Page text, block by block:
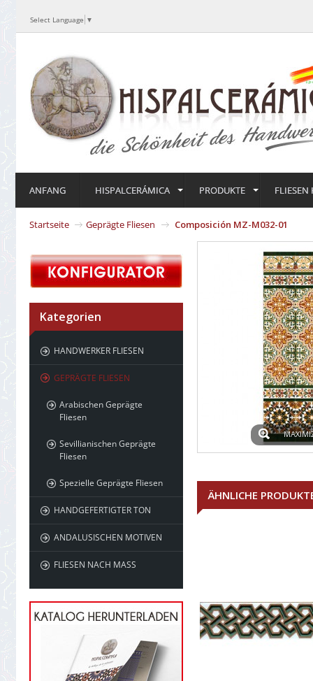
Select Language ▼
ANFANG HISPALCERÁMICA PRODUKTE FLIESEN
Startseite Geprägte Fliesen Composición MZ-M032-01
Kategorien
HANDWERKER FLIESEN
GEPRÄGTE FLIESEN
Arabischen Geprägte
Fliesen
Sevillianischen Geprägte
Fliesen
Spezielle Geprägte Fliesen
HANDGEFERTIGTER TON
ANDALUSISCHEN MOTIVEN
FLIESEN NACH MASS
ÄHNLICHE